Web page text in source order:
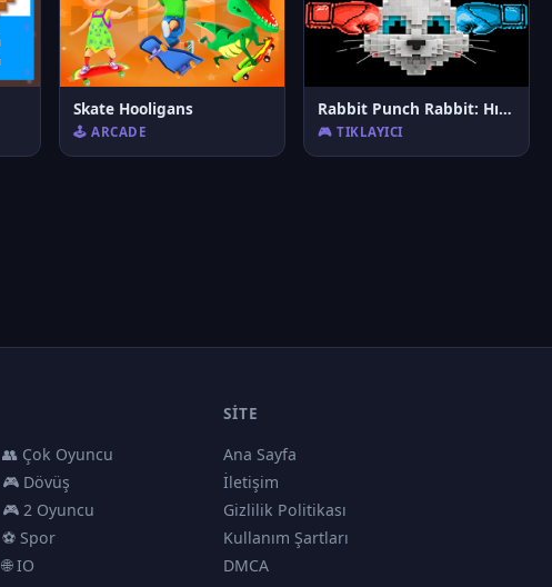
Skate Hooligans
🕹️ ARCADE
Rabbit Punch Rabbit: Hızlı Tepki Arenası!
🎮 TIKLAYICI
👥 Çok Oyuncu
🎮 Dövüş
🎮 2 Oyuncu
⚽ Spor
🌐 IO
SITE
Ana Sayfa
İletişim
Gizlilik Politikası
Kullanım Şartları
DMCA